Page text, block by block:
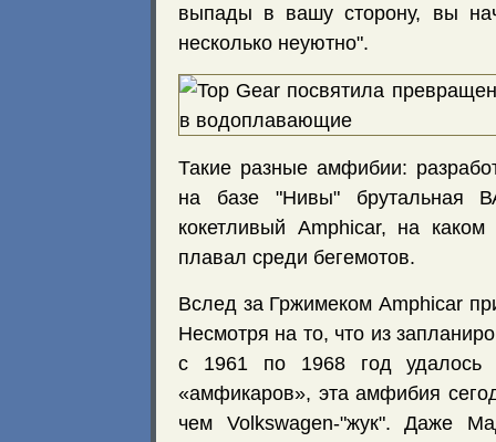
выпады в вашу сторону, вы
несколько неуютно".
Такие разные амфибии:
на базе "Нивы" брутальная
кокетливый Amphicar, на
плавал среди бегемотов.
Вслед за Гржимеком Amphicar
Несмотря на то, что из
с 1961 по 1968 год удалось
«амфикаров», эта амфибия
чем Volkswagen-"жук". Даже